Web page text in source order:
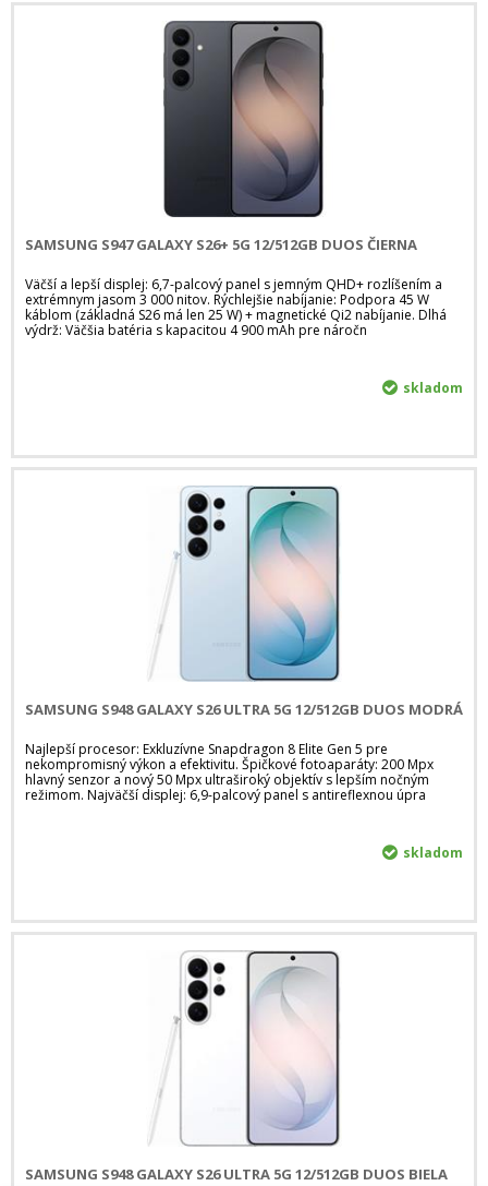
SAMSUNG S947 GALAXY S26+ 5G 12/512GB DUOS ČIERNA
Väčší a lepší displej: 6,7-palcový panel s jemným QHD+ rozlíšením a
extrémnym jasom 3 000 nitov. Rýchlejšie nabíjanie: Podpora 45 W
káblom (základná S26 má len 25 W) + magnetické Qi2 nabíjanie. Dlhá
výdrž: Väčšia batéria s kapacitou 4 900 mAh pre náročn
skladom
SAMSUNG S948 GALAXY S26 ULTRA 5G 12/512GB DUOS MODRÁ
Najlepší procesor: Exkluzívne Snapdragon 8 Elite Gen 5 pre
nekompromisný výkon a efektivitu. Špičkové fotoaparáty: 200 Mpx
hlavný senzor a nový 50 Mpx ultraširoký objektív s lepším nočným
režimom. Najväčší displej: 6,9-palcový panel s antireflexnou úpra
skladom
SAMSUNG S948 GALAXY S26 ULTRA 5G 12/512GB DUOS BIELA